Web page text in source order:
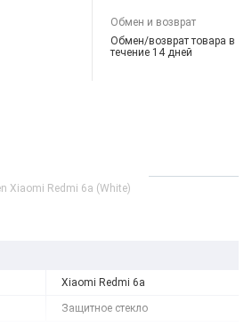
Обмен и возврат
Обмен/возврат товара в
течение 14 дней
Xiaomi Redmi 6a (White)
Xiaomi Redmi 6a
Защитное стекло